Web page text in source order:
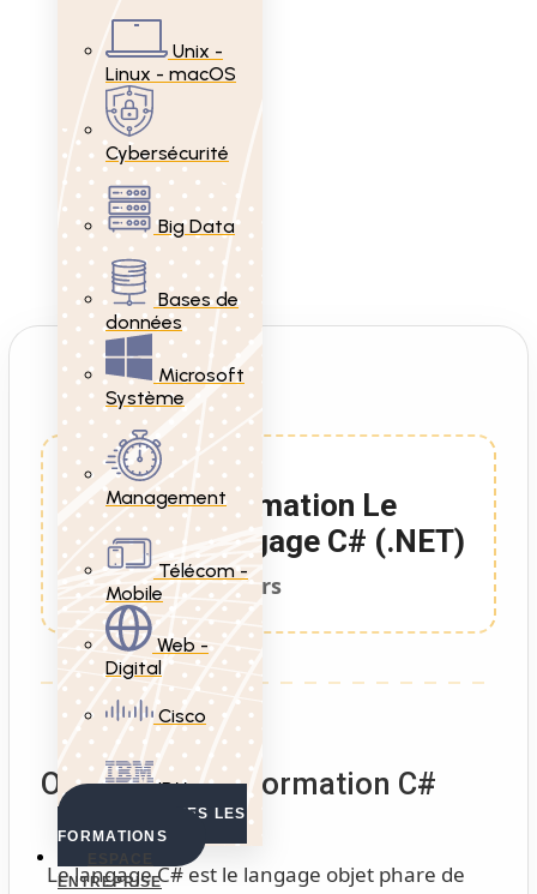
Unix -
Linux - macOS
Cybersécurité
Big Data
Bases de
données
Microsoft
Système
Management
Télécom -
Mobile
Web -
Digital
Cisco
IBM
VOIR TOUTES LES
FORMATIONS
ENTREPRISE
Formation Le
langage C# (.NET)
5 Jours
Objectifs de la formation C#
Le langage C# est le langage objet phare de